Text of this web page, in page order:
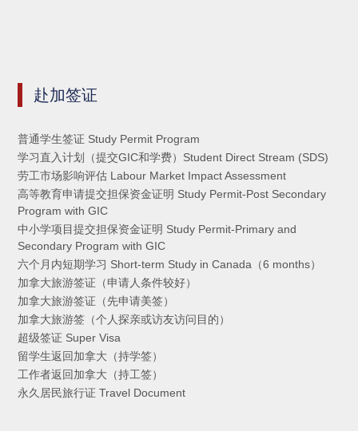
赴加签证
普通学生签证 Study Permit Program
学习直入计划（提交GIC和学费）Student Direct Stream (SDS)
劳工市场影响评估 Labour Market Impact Assessment
高等教育申请提交担保资金证明 Study Permit-Post Secondary
Program with GIC
中小学项目提交担保资金证明 Study Permit-Primary and
Secondary Program with GIC
六个月内短期学习 Short-term Study in Canada（6 months）
加拿大旅游签证（申请人条件较好）
加拿大旅游签证（先申请美签）
加拿大旅游签（个人探亲或访友访问目的）
超级签证 Super Visa
留学生返回加拿大（持学签）
工作者返回加拿大（持工签）
永久居民旅行证 Travel Document